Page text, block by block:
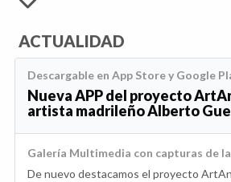
ACTUALIDAD
Descargable en App Store y Google
Nueva APP del proyecto
artista madrileño Alberto
Galería Multimedia con capturas de la
De nuevo destacamos el proyecto